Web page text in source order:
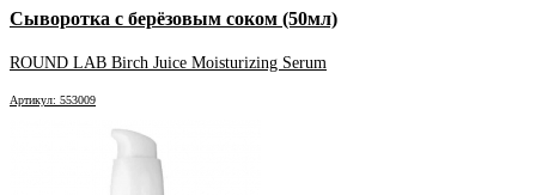
Сыворотка с берёзовым соком (50мл)
ROUND LAB Birch Juice Moisturizing Serum
Артикул: 553009